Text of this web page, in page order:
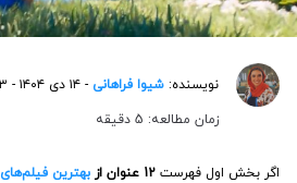
نویسنده: شیوا فراهانی - ۱۴ دی ۱۴۰۴ - ۳:۳۳ ب.ظ
زمان مطالعه: 5 دقیقه
اگر بخش اول فهرست 12 عنوان از بهترین فیلم‌های ۲۰۲۶